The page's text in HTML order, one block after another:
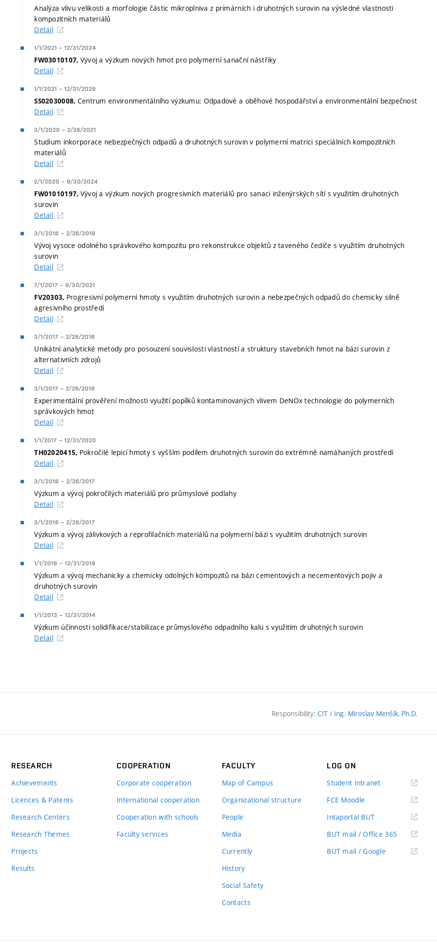
Analýza vlivu velikosti a morfologie částic mikroplniva z primárních i druhotných surovin na výsledné vlastnosti
kompozitních materiálů
Detail
1/1/2021 – 12/31/2024
FW03010107, Vývoj a výzkum nových hmot pro polymerní sanační nástřiky
Detail
1/1/2021 – 12/31/2026
SS02030008, Centrum environmentálního výzkumu: Odpadové a oběhové hospodářství a environmentální bezpečnost
Detail
3/1/2020 – 2/28/2021
Studium inkorporace nebezpečných odpadů a druhotných surovin v polymerní matrici speciálních kompozitních
materiálů
Detail
2/1/2020 – 9/30/2024
FW01010197, Vývoj a výzkum nových progresivních materiálů pro sanaci inženýrských sítí s využitím druhotných
surovin
Detail
3/1/2018 – 2/28/2019
Vývoj vysoce odolného správkového kompozitu pro rekonstrukce objektů z taveného čediče s využitím druhotných
surovin
Detail
7/1/2017 – 6/30/2021
FV20303, Progresivní polymerní hmoty s využitím druhotných surovin a nebezpečných odpadů do chemicky silně
agresivního prostředí
Detail
3/1/2017 – 2/28/2018
Unikátní analytické metody pro posouzení souvislosti vlastností a struktury stavebních hmot na bázi surovin z
alternativních zdrojů
Detail
3/1/2017 – 2/28/2018
Experimentální prověření možnosti využití popílků kontaminovaných vlivem DeNOx technologie do polymerních
správkových hmot
Detail
1/1/2017 – 12/31/2020
TH02020415, Pokročilé lepicí hmoty s vyšším podílem druhotných surovin do extrémně namáhaných prostředí
Detail
3/1/2016 – 2/28/2017
Výzkum a vývoj pokročilých materiálů pro průmyslové podlahy
Detail
3/1/2016 – 2/28/2017
Výzkum a vývoj zálivkových a reprofilačních materiálů na polymerní bázi s využitím druhotných surovin
Detail
1/1/2016 – 12/31/2019
Výzkum a vývoj mechanicky a chemicky odolných kompozitů na bázi cementových a necementových pojiv a
druhotných surovin
Detail
1/1/2013 – 12/31/2014
Výzkum účinnosti solidifikace/stabilizace průmyslového odpadního kalu s využitím druhotných surovin
Detail
Responsibility: CIT / Ing. Miroslav Menšík, Ph.D.
RESEARCH
Achievements
Licences & Patents
Research Centers
Research Themes
Projects
Results
COOPERATION
Corporate cooperation
International cooperation
Cooperation with schools
Faculty services
FACULTY
Map of Campus
Organizational structure
People
Media
Currently
History
Social Safety
Contacts
LOG ON
Student Intranet(external
FCE Moodle
Intaportal BUT(external
BUT mail / Office 365 (external
BUT mail / Google (external